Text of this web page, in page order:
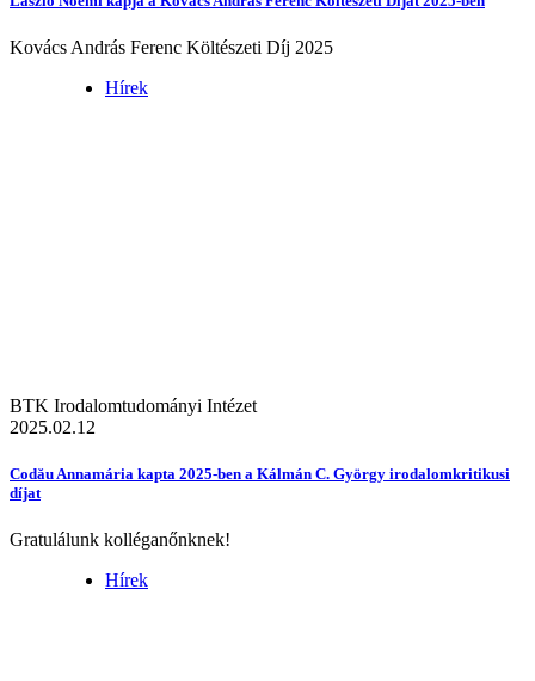
Kovács András Ferenc Költészeti Díj 2025
Hírek
BTK Irodalomtudományi Intézet
2025.02.12
Codău Annamária kapta 2025-ben a Kálmán C. György irodalomkritikusi
díjat
Gratulálunk kolléganőnknek!
Hírek